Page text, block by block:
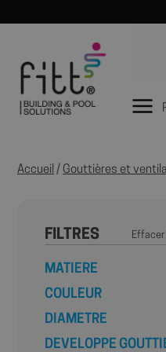
Accueil / Gouttières et
FILTRES
MATIERE
COULEUR
DIAMETRE
DEVELOPPE